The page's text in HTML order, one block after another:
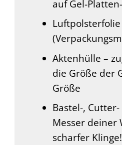
auf Gel-
Luftpolsterfolie
Aktenhülle –
die Größe der
Größe
Bastel-,
Messer deiner
scharfer